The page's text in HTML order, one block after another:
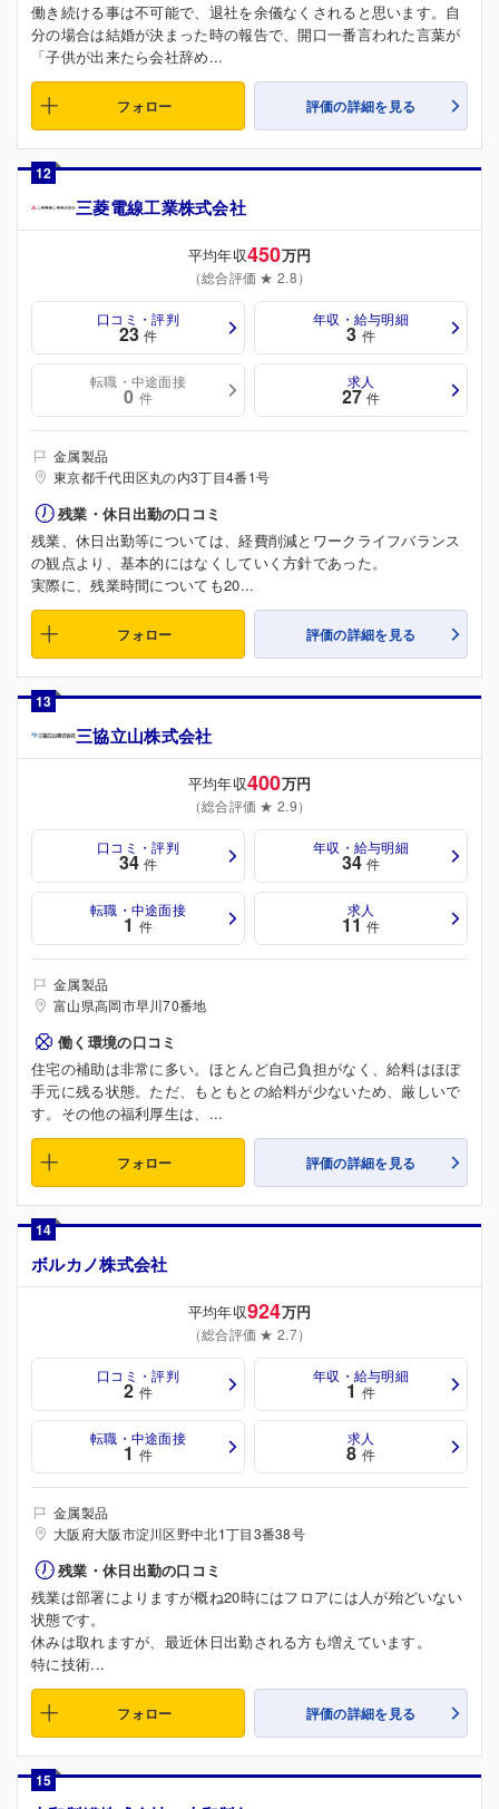
働き続ける事は不可能で、退社を余儀なくされると思います。自
分の場合は結婚が決まった時の報告で、開口一番言われた言葉が
「子供が出来たら会社辞め...
フォロー 評価の詳細を見る
12
三菱電線工業株式会社
平均年収450万円
（総合評価 ★ 2.8）
口コミ・評判
23 件
年収・給与明細
3 件
転職・中途面接
0 件
求人
27 件
金属製品
東京都千代田区丸の内3丁目4番1号
残業・休日出勤の口コミ
残業、休日出勤等については、経費削減とワークライフバランス
の観点より、基本的にはなくしていく方針であった。
実際に、残業時間についても20...
フォロー 評価の詳細を見る
13
三協立山株式会社
平均年収400万円
（総合評価 ★ 2.9）
口コミ・評判
34 件
年収・給与明細
34 件
転職・中途面接
1 件
求人
11 件
金属製品
富山県高岡市早川70番地
働く環境の口コミ
住宅の補助は非常に多い。ほとんど自己負担がなく、給料はほぼ
手元に残る状態。ただ、もともとの給料が少ないため、厳しいで
す。その他の福利厚生は、...
フォロー 評価の詳細を見る
14
ボルカノ株式会社
平均年収924万円
（総合評価 ★ 2.7）
口コミ・評判
2 件
年収・給与明細
1 件
転職・中途面接
1 件
求人
8 件
金属製品
大阪府大阪市淀川区野中北1丁目3番38号
残業・休日出勤の口コミ
残業は部署によりますが概ね20時にはフロアには人が殆どいない
状態です。
休みは取れますが、最近休日出勤される方も増えています。
特に技術...
フォロー 評価の詳細を見る
15